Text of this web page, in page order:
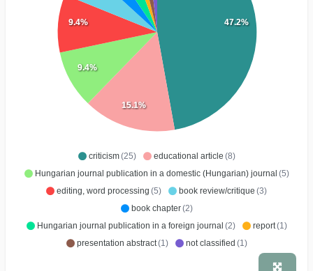
criticism(25) educational article (8)
Hungarian journal publication in a domestic (Hungarian) journal (5)
editing, word processing (5) book review/critique (3)
book chapter(2)
Hungarian journal publication in a foreign journal (2) report(1)
presentation abstract(1) not classified (1)
47.2%
15.1%
9.4%
9.4%